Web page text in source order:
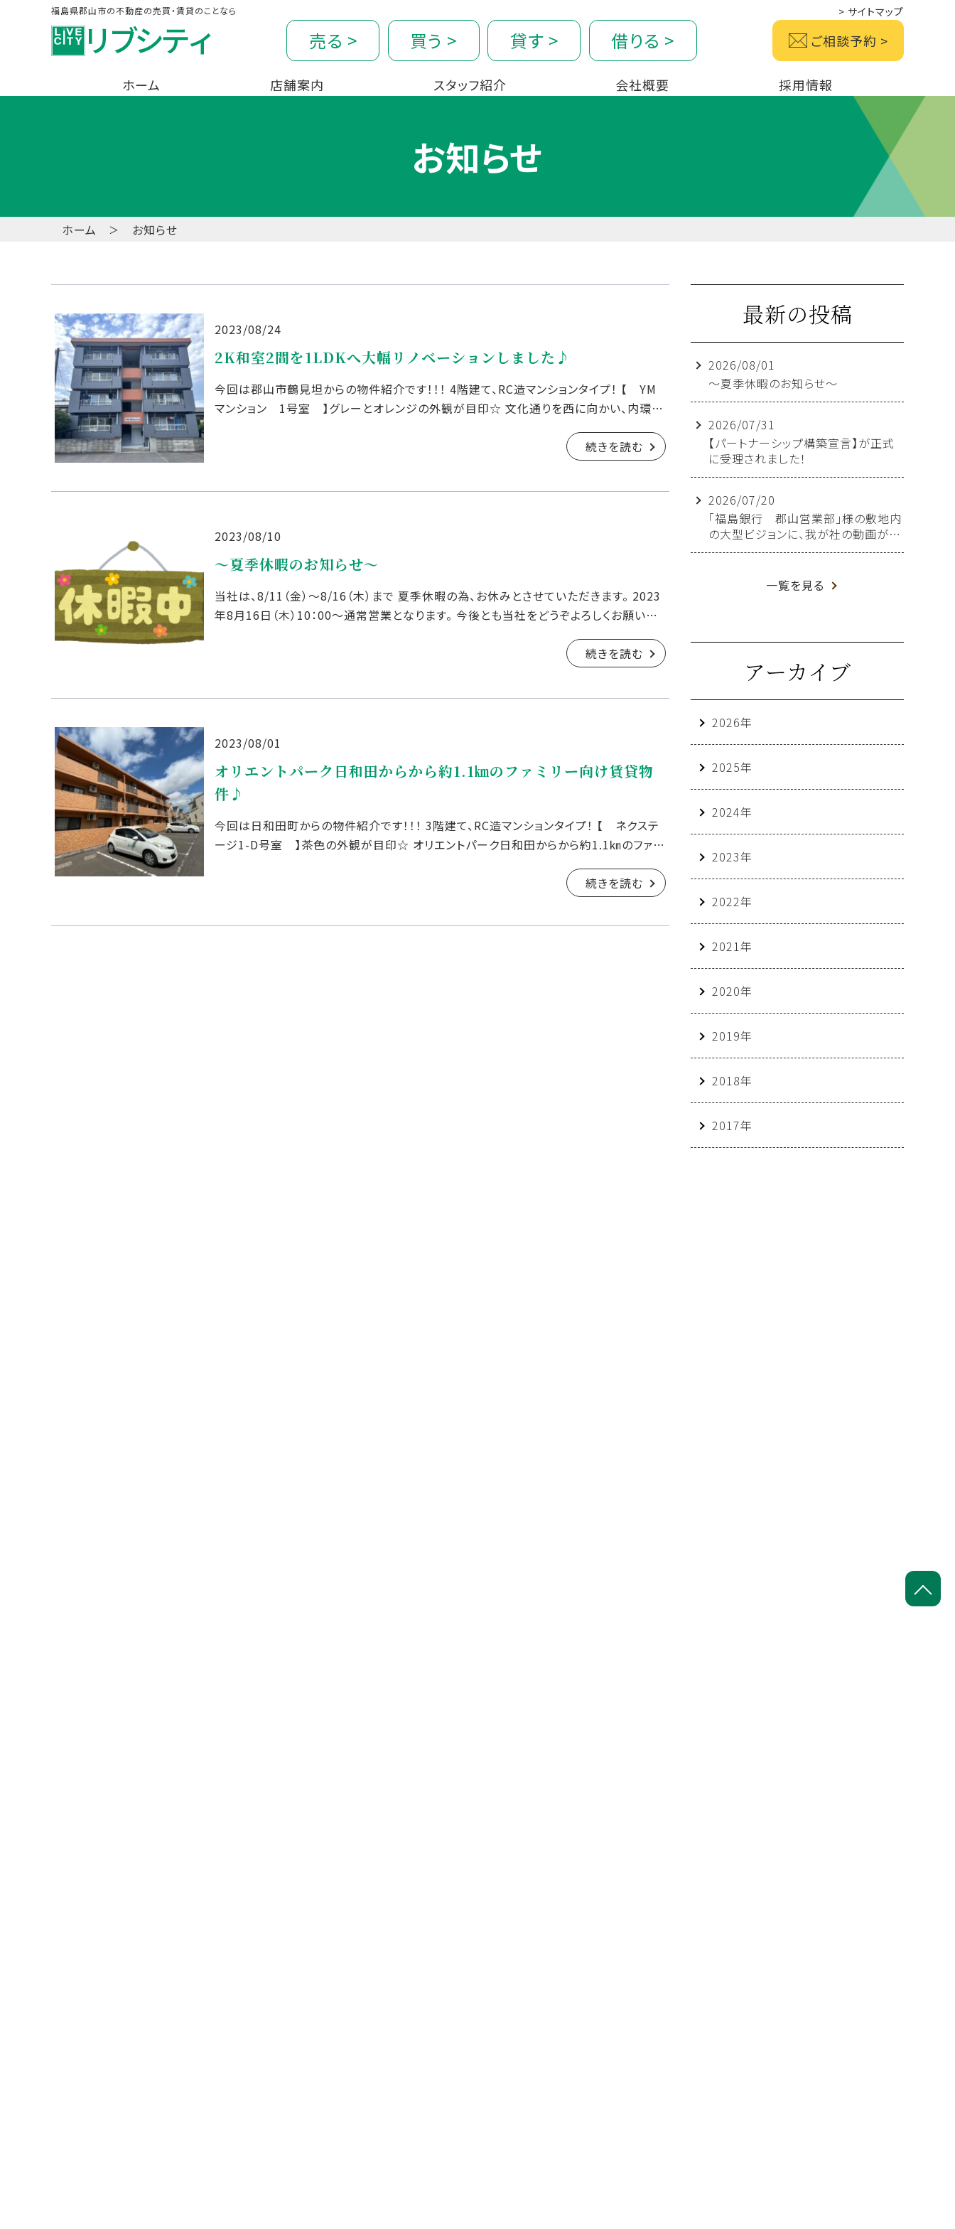
福島県郡山市の不動産の売買・賃貸のことなら > サイトマップ
売る > 買う > 貸す > 借りる > ご相談予約 >
ホーム 店舗案内 スタッフ紹介 会社概要 採用情報
お知らせ
ホーム お知らせ
2023/08/24
2K和室2間を1LDKへ大幅リノベーションしました♪
今回は郡山市鶴見坦からの物件紹介です！！！ 4階建て、RC造マンションタイプ！ 【 YM
マンション 1号室 】グレーとオレンジの外観が目印☆ 文化通りを西に向かい、内環状
続きを読む
2023/08/10
～夏季休暇のお知らせ～
当社は、8/11（金）～8/16（木）まで 夏季休暇の為、お休みとさせていただきます。 2023
年8月16日（木）10：00～通常営業となります。 今後とも当社をどうぞよろしくお願い致
続きを読む
2023/08/01
オリエントパーク日和田からから約1.1㎞のファミリー向け賃貸物
件♪
今回は日和田町からの物件紹介です！！！ 3階建て、RC造マンションタイプ！ 【 ネクステ
ージ1-D号室 】茶色の外観が目印☆ オリエントパーク日和田からから約1.1㎞のファミ
続きを読む
最新の投稿
2026/08/01
～夏季休暇のお知らせ～
2026/07/31
【パートナーシップ構築宣言】が正式
に受理されました！
2026/07/20
「福島銀行 郡山営業部」様の敷地内
の大型ビジョンに、我が社の動画が放
映されることになりました！
一覧を見る
アーカイブ
2026年
2025年
2024年
2023年
2022年
2021年
2020年
2019年
2018年
2017年